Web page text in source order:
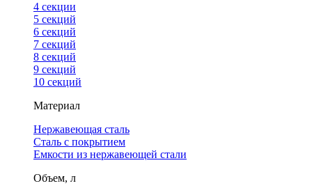
4 cекции
5 секций
6 секций
7 секций
8 секций
9 секций
10 секций
Материал
Нержавеющая сталь
Сталь с покрытием
Емкости из нержавеющей стали
Объем, л